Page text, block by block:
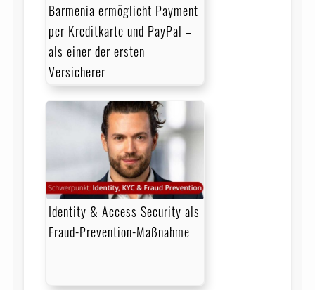
Barmenia ermöglicht Payment
per Kreditkarte und PayPal –
als einer der ersten
Versicherer
Identity & Access Security als
Fraud-Prevention-Maßnahme